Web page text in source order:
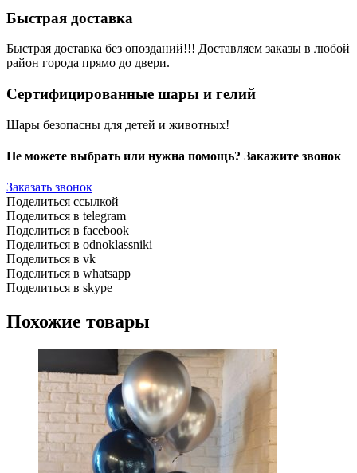
Быстрая доставка
Быстрая доставка без опозданий!!! Доставляем заказы в любой
район города прямо до двери.
Сертифицированные шары и гелий
Шары безопасны для детей и животных!
Не можете выбрать или нужна помощь? Закажите звонок
Заказать звонок
Поделиться ссылкой
Поделиться в telegram
Поделиться в facebook
Поделиться в odnoklassniki
Поделиться в vk
Поделиться в whatsapp
Поделиться в skype
Похожие товары